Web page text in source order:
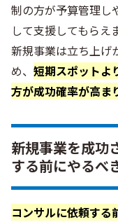
制の方が予算管理し
して支援してもらえ
新規事業は立ち上げ
め、 短期スポットよ
方が成功確率が高ま
新規事業を成功
する前にやるべ
コンサルに依頼する